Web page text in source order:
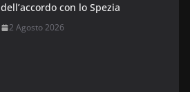
dell’accordo con lo Spezia
2 Agosto 2026